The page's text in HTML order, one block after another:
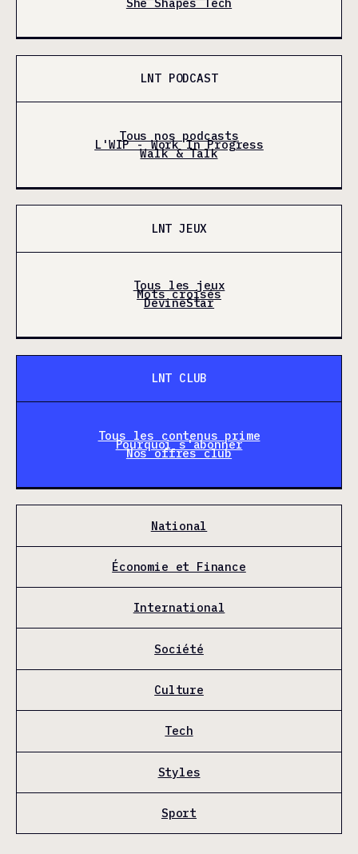
LNT PODCAST
Tous nos podcasts
L'WIP - Work In Progress
Walk & Talk
LNT JEUX
Tous les jeux
Mots croisés
DevineStar
LNT CLUB
Tous les contenus prime
Pourquoi s'abonner
Nos offres club
National
Économie et Finance
International
Société
Culture
Tech
Styles
Sport